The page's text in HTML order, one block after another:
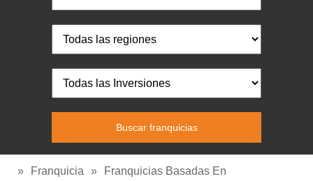
» Franquicia »
Franquicias Basadas En